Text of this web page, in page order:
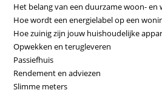
Het belang van een duurzame woon- en
Hoe wordt een energielabel op een
Hoe zuinig zijn jouw huishoudelijke
Opwekken en terugleveren
Passiefhuis
Rendement en adviezen
Slimme meters